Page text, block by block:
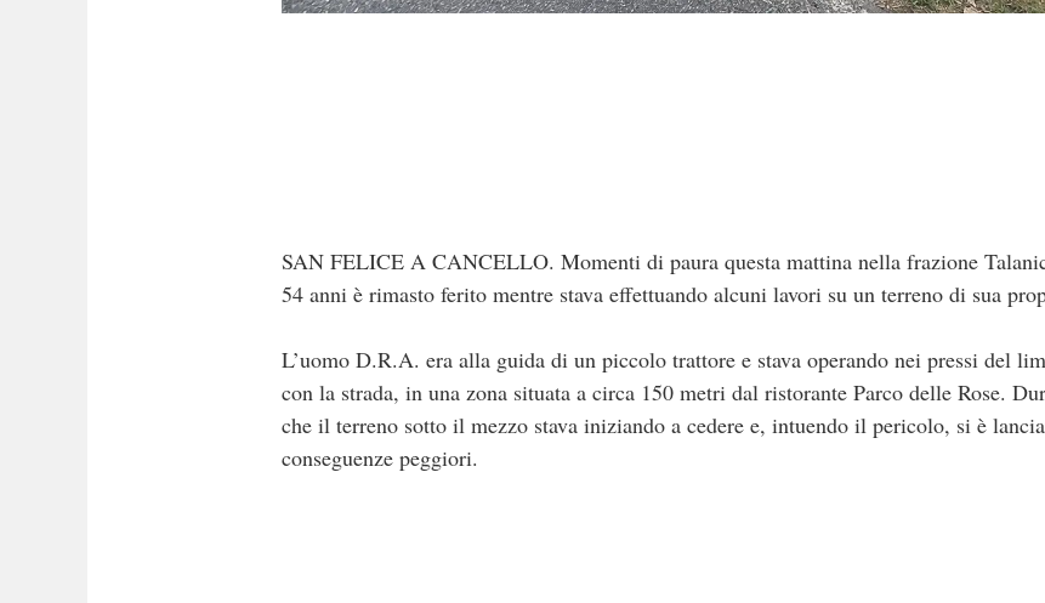
SAN FELICE A CANCELLO. Momenti di paura questa mattina nella frazione
54 anni è rimasto ferito mentre stava effettuando alcuni lavori su un terreno di sua
L’uomo D.R.A. era alla guida di un piccolo trattore e stava operando nei pressi del
con la strada, in una zona situata a circa 150 metri dal ristorante Parco delle Rose.
che il terreno sotto il mezzo stava iniziando a cedere e, intuendo il pericolo, si è
conseguenze peggiori.